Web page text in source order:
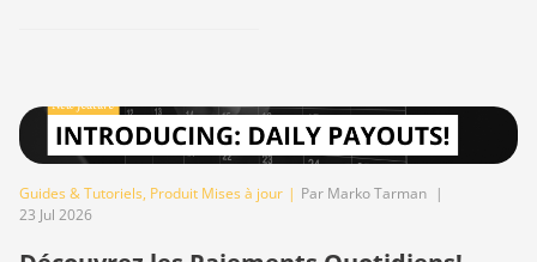
Guides & Tutoriels, Produit Mises à jour | Par Marko Tarman |
23 Jul 2026